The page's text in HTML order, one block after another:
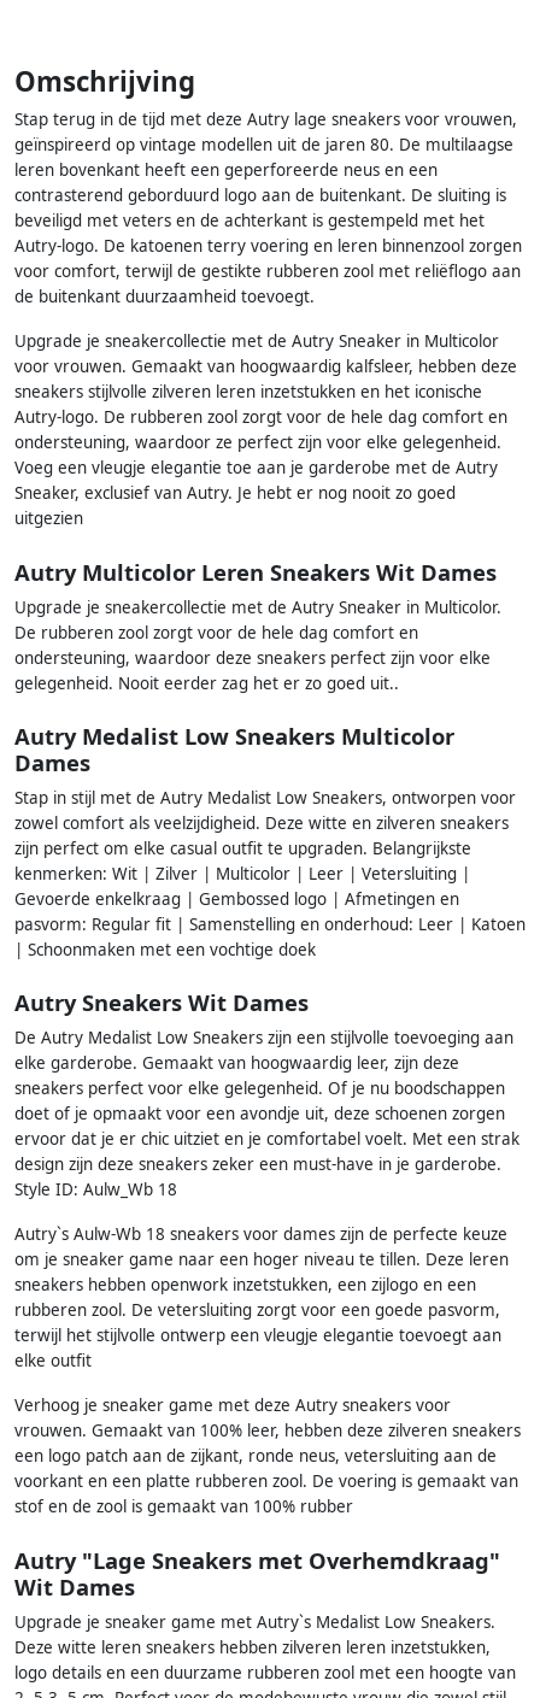
Omschrijving
Stap terug in de tijd met deze Autry lage sneakers voor vrouwen,
geïnspireerd op vintage modellen uit de jaren 80. De multilaagse
leren bovenkant heeft een geperforeerde neus en een
contrasterend geborduurd logo aan de buitenkant. De sluiting is
beveiligd met veters en de achterkant is gestempeld met het
Autry-logo. De katoenen terry voering en leren binnenzool zorgen
voor comfort, terwijl de gestikte rubberen zool met reliëflogo aan
de buitenkant duurzaamheid toevoegt.
Upgrade je sneakercollectie met de Autry Sneaker in Multicolor
voor vrouwen. Gemaakt van hoogwaardig kalfsleer, hebben deze
sneakers stijlvolle zilveren leren inzetstukken en het iconische
Autry-logo. De rubberen zool zorgt voor de hele dag comfort en
ondersteuning, waardoor ze perfect zijn voor elke gelegenheid.
Voeg een vleugje elegantie toe aan je garderobe met de Autry
Sneaker, exclusief van Autry. Je hebt er nog nooit zo goed
uitgezien
Autry Multicolor Leren Sneakers Wit Dames
Upgrade je sneakercollectie met de Autry Sneaker in Multicolor.
De rubberen zool zorgt voor de hele dag comfort en
ondersteuning, waardoor deze sneakers perfect zijn voor elke
gelegenheid. Nooit eerder zag het er zo goed uit..
Autry Medalist Low Sneakers Multicolor
Dames
Stap in stijl met de Autry Medalist Low Sneakers, ontworpen voor
zowel comfort als veelzijdigheid. Deze witte en zilveren sneakers
zijn perfect om elke casual outfit te upgraden. Belangrijkste
kenmerken: Wit | Zilver | Multicolor | Leer | Vetersluiting |
Gevoerde enkelkraag | Gembossed logo | Afmetingen en
pasvorm: Regular fit | Samenstelling en onderhoud: Leer | Katoen
| Schoonmaken met een vochtige doek
Autry Sneakers Wit Dames
De Autry Medalist Low Sneakers zijn een stijlvolle toevoeging aan
elke garderobe. Gemaakt van hoogwaardig leer, zijn deze
sneakers perfect voor elke gelegenheid. Of je nu boodschappen
doet of je opmaakt voor een avondje uit, deze schoenen zorgen
ervoor dat je er chic uitziet en je comfortabel voelt. Met een strak
design zijn deze sneakers zeker een must-have in je garderobe.
Style ID: Aulw_Wb 18
Autry`s Aulw-Wb 18 sneakers voor dames zijn de perfecte keuze
om je sneaker game naar een hoger niveau te tillen. Deze leren
sneakers hebben openwork inzetstukken, een zijlogo en een
rubberen zool. De vetersluiting zorgt voor een goede pasvorm,
terwijl het stijlvolle ontwerp een vleugje elegantie toevoegt aan
elke outfit
Verhoog je sneaker game met deze Autry sneakers voor
vrouwen. Gemaakt van 100% leer, hebben deze zilveren sneakers
een logo patch aan de zijkant, ronde neus, vetersluiting aan de
voorkant en een platte rubberen zool. De voering is gemaakt van
stof en de zool is gemaakt van 100% rubber
Autry "Lage Sneakers met Overhemdkraag"
Wit Dames
Upgrade je sneaker game met Autry`s Medalist Low Sneakers.
Deze witte leren sneakers hebben zilveren leren inzetstukken,
logo details en een duurzame rubberen zool met een hoogte van